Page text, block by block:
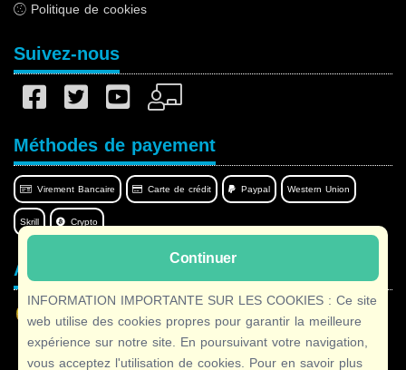
Continuer
INFORMATION IMPORTANTE SUR LES COOKIES : Ce site
web utilise des cookies propres pour garantir la meilleure
expérience sur notre site. En poursuivant votre navigation,
vous acceptez l'utilisation de cookies. Pour en savoir plus
Politique de cookies
Suivez-nous
Méthodes de payement
Virement Bancaire Carte de crédit Paypal Western Union
Skrill Crypto
Afilnet dans votre langue
Copyright © 2026 Afilnet· Tous droits réservés